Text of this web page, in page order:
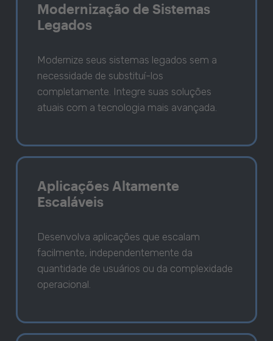
Modernização de Sistemas
Legados
Modernize seus sistemas legados sem a
necessidade de substituí-los
completamente. Integre suas soluções
atuais com a tecnologia mais avançada.
Aplicações Altamente
Escaláveis
Desenvolva aplicações que escalam
facilmente, independentemente da
quantidade de usuários ou da complexidade
operacional.